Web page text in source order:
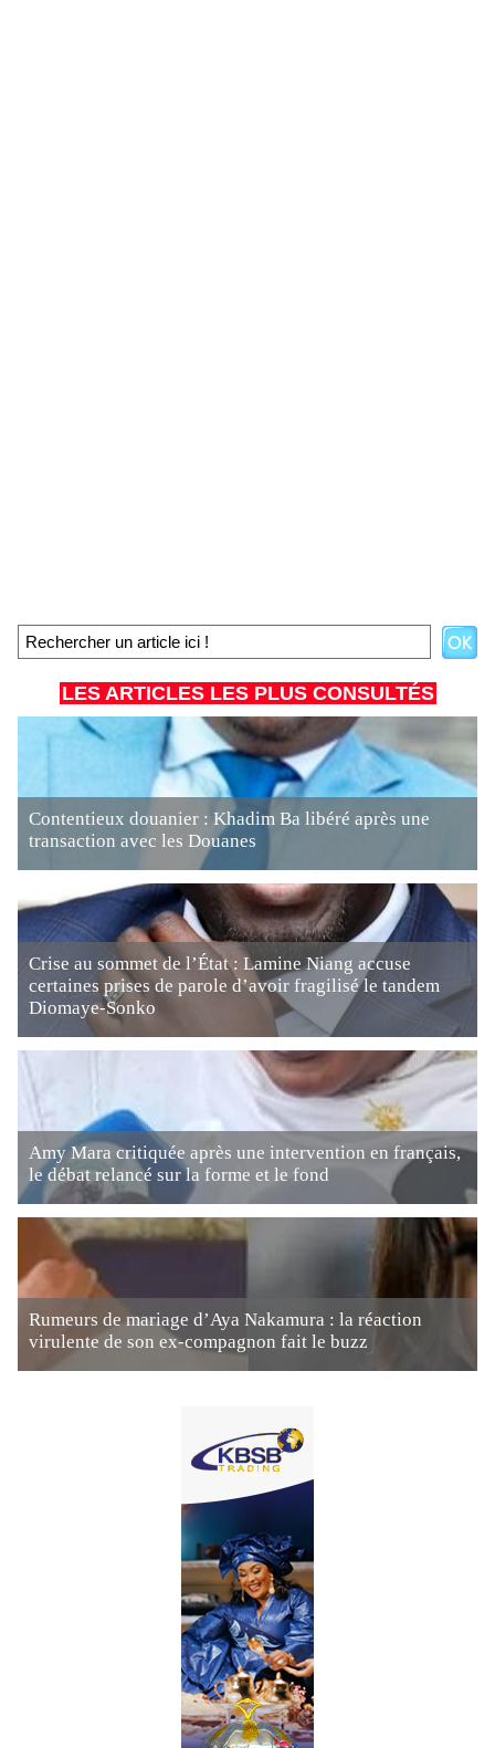
LES ARTICLES LES PLUS CONSULTÉS
Contentieux douanier : Khadim Ba libéré après une
transaction avec les Douanes
Crise au sommet de l’État : Lamine Niang accuse
certaines prises de parole d’avoir fragilisé le tandem
Diomaye-Sonko
Amy Mara critiquée après une intervention en français,
le débat relancé sur la forme et le fond
Rumeurs de mariage d’Aya Nakamura : la réaction
virulente de son ex-compagnon fait le buzz